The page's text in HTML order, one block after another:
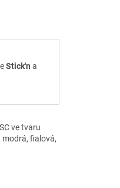
Stick'n a
ve tvaru
fialová,